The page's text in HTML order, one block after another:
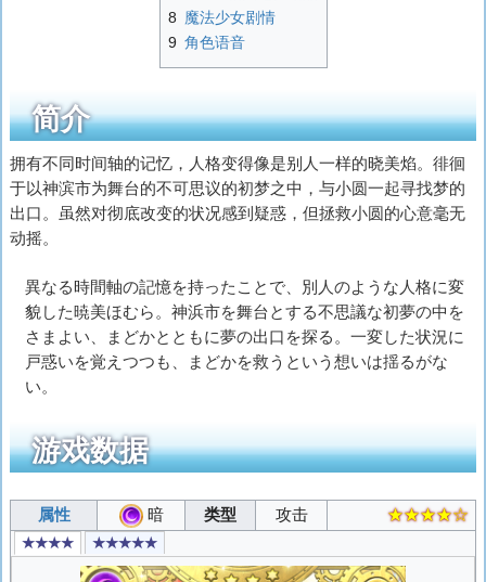
8 魔法少女剧情
9 角色语音
简介
拥有不同时间轴的记忆，人格变得像是别人一样的晓美焰。徘徊
于以神滨市为舞台的不可思议的初梦之中，与小圆一起寻找梦的
出口。虽然对彻底改变的状况感到疑惑，但拯救小圆的心意毫无
动摇。
異なる時間軸の記憶を持ったことで、別人のような人格に変
貌した暁美ほむら。神浜市を舞台とする不思議な初夢の中を
さまよい、まどかとともに夢の出口を探る。一変した状況に
戸惑いを覚えつつも、まどかを救うという想いは揺るがな
い。
游戏数据
属性 暗 类型 攻击 ★★★★☆
★★★★ ★★★★★